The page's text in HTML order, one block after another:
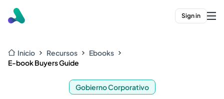
Sign in
Inicio Recursos
Ebooks
E-book Buyers Guide
Gobierno Corporativo